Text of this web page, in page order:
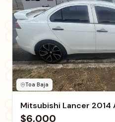
Toa Baja
Mitsubishi Lancer 2014
$6,000